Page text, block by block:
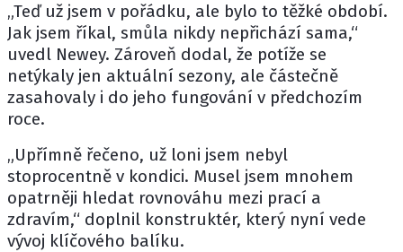
„Teď už jsem v pořádku, ale bylo to těžké období.
Jak jsem říkal, smůla nikdy nepřichází sama,“
uvedl Newey. Zároveň dodal, že potíže se
netýkaly jen aktuální sezony, ale částečně
zasahovaly i do jeho fungování v předchozím
roce.
„Upřímně řečeno, už loni jsem nebyl
stoprocentně v kondici. Musel jsem mnohem
opatrněji hledat rovnováhu mezi prací a
zdravím,“ doplnil konstruktér, který nyní vede
vývoj klíčového balíku.